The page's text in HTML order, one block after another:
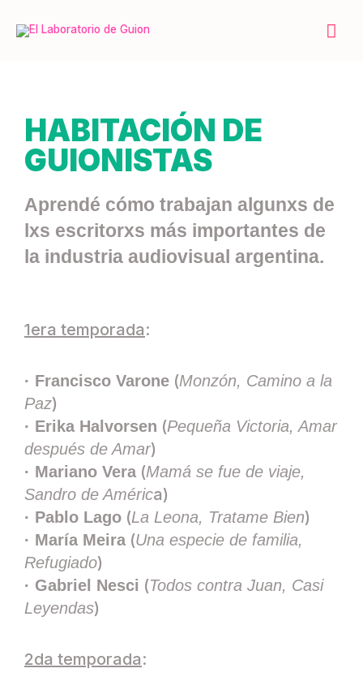
HABITACIÓN DE
GUIONISTAS
Aprendé cómo trabajan algunxs de
lxs escritorxs más importantes de
la industria audiovisual argentina.
1era temporada:
· Francisco Varone (Monzón, Camino a la
Paz)
· Erika Halvorsen (Pequeña Victoria, Amar
después de Amar)
· Mariano Vera (Mamá se fue de viaje,
Sandro de América)
· Pablo Lago (La Leona, Tratame Bien)
· María Meira (Una especie de familia,
Refugiado)
· Gabriel Nesci (Todos contra Juan, Casi
Leyendas)
2da temporada: